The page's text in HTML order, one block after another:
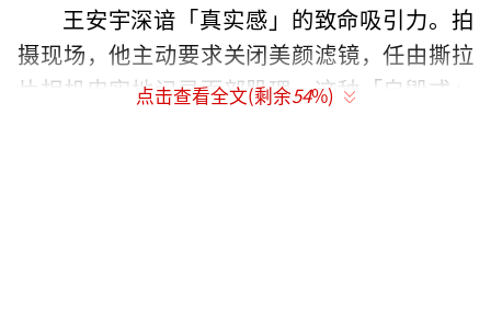
王安宇深谙「真实感」的致命吸引力。拍
摄现场，他主动要求关闭美颜滤镜，任由撕拉
片相机忠实地记录面部肌理。这种「自毁式」
点击查看全文(剩余54%)